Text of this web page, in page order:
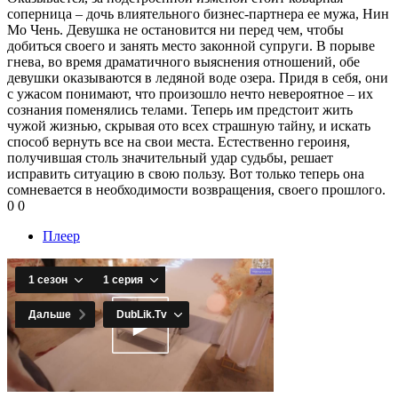
соперница – дочь влиятельного бизнес-партнера ее мужа, Нин
Мо Чень. Девушка не остановится ни перед чем, чтобы
добиться своего и занять место законной супруги. В порыве
гнева, во время драматичного выяснения отношений, обе
девушки оказываются в ледяной воде озера. Придя в себя, они
с ужасом понимают, что произошло нечто невероятное – их
сознания поменялись телами. Теперь им предстоит жить
чужой жизнью, скрывая ото всех страшную тайну, и искать
способ вернуть все на свои места. Естественно героиня,
получившая столь значительный удар судьбы, решает
исправить ситуацию в свою пользу. Вот только теперь она
сомневается в необходимости возвращения, своего прошлого.
0 0
Плеер